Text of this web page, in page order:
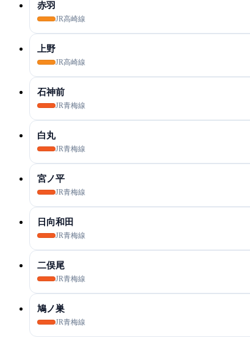
赤羽
JR高崎線
上野
JR高崎線
石神前
JR青梅線
白丸
JR青梅線
宮ノ平
JR青梅線
日向和田
JR青梅線
二俣尾
JR青梅線
鳩ノ巣
JR青梅線